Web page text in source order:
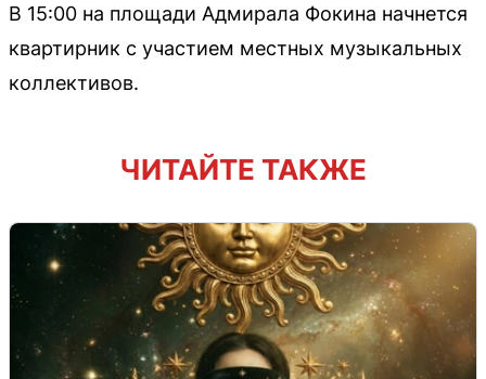
В 15:00 на площади Адмирала Фокина начнется
квартирник с участием местных музыкальных
коллективов.
ЧИТАЙТЕ ТАКЖЕ